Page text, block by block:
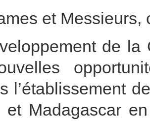
et Messieurs,
de la
l’établissement
et Madagascar